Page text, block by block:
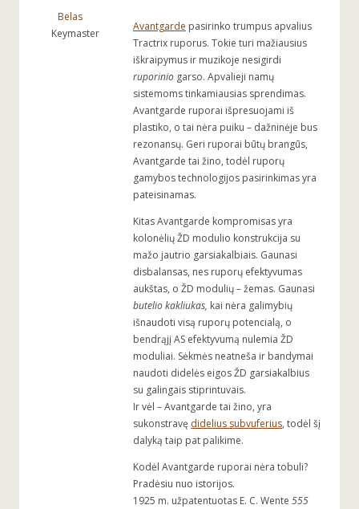
Belas
Keymaster
Avantgarde pasirinko trumpus apvalius
Tractrix ruporus. Tokie turi mažiausius
iškraipymus ir muzikoje nesigirdi
ruporinio garso. Apvalieji namų
sistemoms tinkamiausias sprendimas.
Avantgarde ruporai išpresuojami iš
plastiko, o tai nėra puiku – dažninėje bus
rezonansų. Geri ruporai būtų brangūs,
Avantgarde tai žino, todėl ruporų
gamybos technologijos pasirinkimas yra
pateisinamas.
Kitas Avantgarde kompromisas yra
kolonėlių ŽD modulio konstrukcija su
mažo jautrio garsiakalbiais. Gaunasi
disbalansas, nes ruporų efektyvumas
aukštas, o ŽD modulių – žemas. Gaunasi
butelio kakliukas, kai nėra galimybių
išnaudoti visą ruporų potencialą, o
bendrąjį AS efektyvumą nulemia ŽD
moduliai. Sėkmės neatneša ir bandymai
naudoti didelės eigos ŽD garsiakalbius
su galingais stiprintuvais.
Ir vėl – Avantgarde tai žino, yra
sukonstravę didelius subvuferius, todėl šį
dalyką taip pat palikime.
Kodėl Avantgarde ruporai nėra tobuli?
Pradėsiu nuo istorijos.
1925 m. užpatentuotas E. C. Wente 555